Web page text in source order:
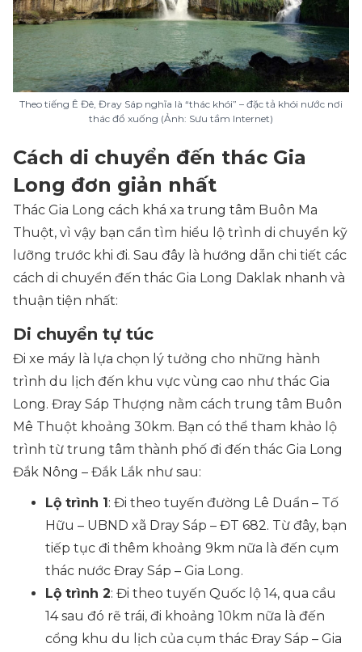
Theo tiếng Ê Đê, Đray Sáp nghĩa là “thác khói” – đặc tả khói nước nơi
thác đổ xuống (Ảnh: Sưu tầm Internet)
Cách di chuyển đến thác Gia
Long đơn giản nhất
Thác Gia Long cách khá xa trung tâm Buôn Ma
Thuột, vì vậy bạn cần tìm hiểu lộ trình di chuyển kỹ
lưỡng trước khi đi. Sau đây là hướng dẫn chi tiết các
cách di chuyển đến thác Gia Long Daklak nhanh và
thuận tiện nhất:
Di chuyển tự túc
Đi xe máy là lựa chọn lý tưởng cho những hành
trình du lịch đến khu vực vùng cao như thác Gia
Long. Đray Sáp Thượng nằm cách trung tâm Buôn
Mê Thuột khoảng 30km. Bạn có thể tham khảo lộ
trình từ trung tâm thành phố đi đến thác Gia Long
Đắk Nông – Đắk Lắk như sau:
Lộ trình 1: Đi theo tuyến đường Lê Duẩn – Tố
Hữu – UBND xã Dray Sáp – ĐT 682. Từ đây, bạn
tiếp tục đi thêm khoảng 9km nữa là đến cụm
thác nước Đray Sáp – Gia Long.
Lộ trình 2: Đi theo tuyến Quốc lộ 14, qua cầu
14sau đó rẽ trái, đi khoảng 10km nữa là đến
cổng khu du lịch của cụm thác Đray Sáp – Gia